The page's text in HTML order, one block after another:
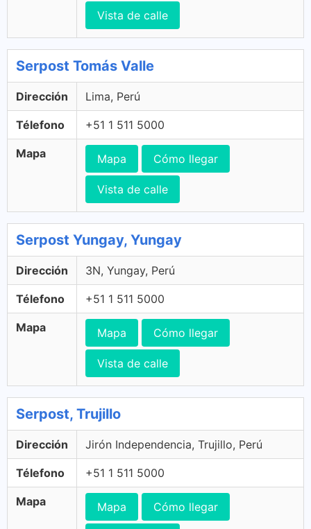
Vista de calle
Serpost Tomás Valle
Dirección Lima, Perú
Télefono +51 1 511 5000
Mapa Mapa Cómo llegar
Vista de calle
Serpost Yungay, Yungay
Dirección 3N, Yungay, Perú
Télefono +51 1 511 5000
Mapa Mapa Cómo llegar
Vista de calle
Serpost, Trujillo
Dirección Jirón Independencia, Trujillo, Perú
Télefono +51 1 511 5000
Mapa Mapa Cómo llegar